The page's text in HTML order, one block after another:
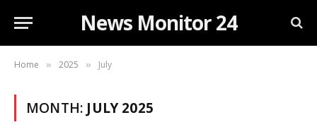
News Monitor 24
Home » 2025 » July
MONTH: JULY 2025